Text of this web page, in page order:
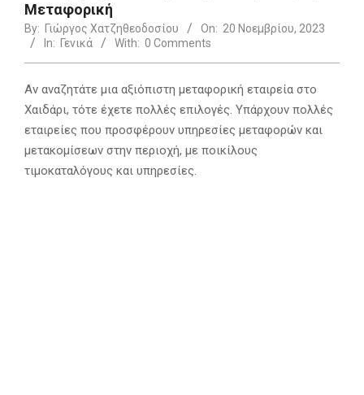
Μεταφορική
By: Γιώργος Χατζηθεοδοσίου On: 20 Νοεμβρίου, 2023
In: Γενικά With: 0 Comments
Αν αναζητάτε μια αξιόπιστη μεταφορική εταιρεία στο
Χαιδάρι, τότε έχετε πολλές επιλογές. Υπάρχουν πολλές
εταιρείες που προσφέρουν υπηρεσίες μεταφορών και
μετακομίσεων στην περιοχή, με ποικίλους
τιμοκαταλόγους και υπηρεσίες.